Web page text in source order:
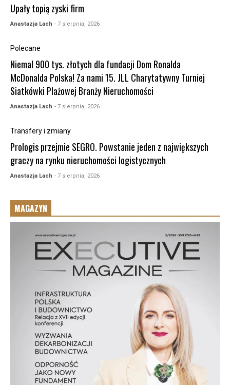
Upały topią zyski firm
Anastazja Lach - 7 sierpnia, 2026
Polecane
Niemal 900 tys. złotych dla fundacji Dom Ronalda
McDonalda Polska! Za nami 15. JLL Charytatywny Turniej
Siatkówki Plażowej Branży Nieruchomości
Anastazja Lach - 7 sierpnia, 2026
Transfery i zmiany
Prologis przejmie SEGRO. Powstanie jeden z największych
graczy na rynku nieruchomości logistycznych
Anastazja Lach - 7 sierpnia, 2026
MAGAZYN